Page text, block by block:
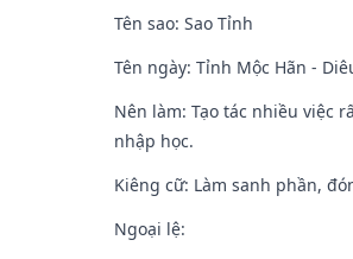
Tên sao: Sao Tỉnh
Tên ngày: Tỉnh Mộc Hãn -
Nên làm: Tạo tác nhiều việc
nhập học.
Kiêng cữ: Làm sanh phần,
Ngoại lệ: